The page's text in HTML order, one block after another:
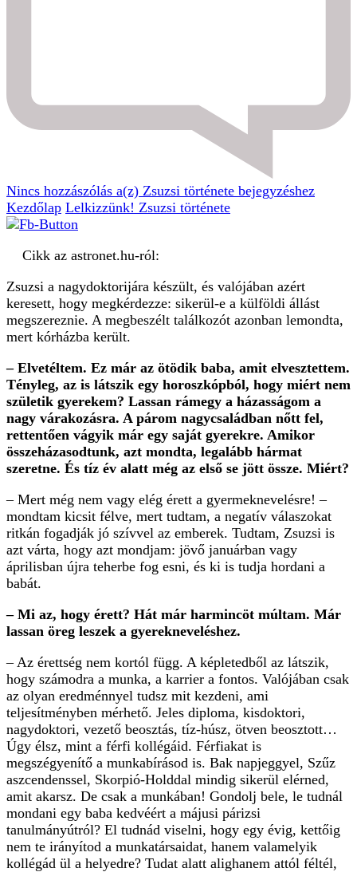
Nincs hozzászólás a(z) Zsuzsi története bejegyzéshez
Kezdőlap Lelkizzünk! Zsuzsi története
Zsuzsi a nagydoktorijára készült, és valójában azért
keresett, hogy megkérdezze: sikerül-e a külföldi állást
megszereznie. A megbeszélt találkozót azonban lemondta,
– Elvetéltem. Ez már az ötödik baba, amit elvesztettem.
Tényleg, az is látszik egy horoszkópból, hogy miért nem
születik gyerekem? Lassan rámegy a házasságom a
nagy várakozásra. A párom nagycsaládban nőtt fel,
rettentően vágyik már egy saját gyerekre. Amikor
összeházasodtunk, azt mondta, legalább hármat
– Mert még nem vagy elég érett a gyermeknevelésre! –
mondtam kicsit félve, mert tudtam, a negatív válaszokat
ritkán fogadják jó szívvel az emberek. Tudtam, Zsuzsi is
azt várta, hogy azt mondjam: jövő januárban vagy
áprilisban újra teherbe fog esni, és ki is tudja hordani a
– Mi az, hogy érett? Hát már harmincöt múltam. Már
– Az érettség nem kortól függ. A képletedből az látszik,
hogy számodra a munka, a karrier a fontos. Valójában csak
az olyan eredménnyel tudsz mit kezdeni, ami
teljesítményben mérhető. Jeles diploma, kisdoktori,
nagydoktori, vezető beosztás, tíz-húsz, ötven beosztott…
Úgy élsz, mint a férfi kollégáid. Férfiakat is
megszégyenítő a munkabírásod is. Bak napjeggyel, Szűz
aszcendenssel, Skorpió-Holddal mindig sikerül elérned,
amit akarsz. De csak a munkában! Gondolj bele, le tudnál
mondani egy baba kedvéért a májusi párizsi
tanulmányútról? El tudnád viselni, hogy egy évig, kettőig
nem te irányítod a munkatársaidat, hanem valamelyik